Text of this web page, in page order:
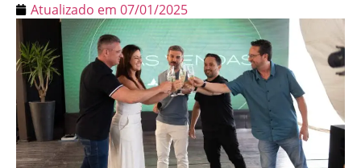
Atualizado em 07/01/2025